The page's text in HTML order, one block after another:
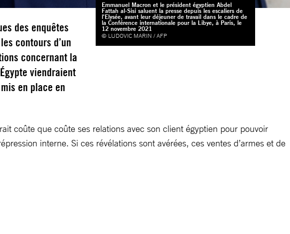
Emmanuel Macron et le président égyptien Abdel
Fattah al-Sisi saluent la presse depuis les escaliers de
l'Elysée, avant leur déjeuner de travail dans le cadre de
la Conférence internationale pour la Libye, à Paris, le
12 novembre 2021
© LUDOVIC MARIN / AFP
des enquêtes
contours d’un
concernant la
viendraient
en place en
coûte que coûte ses relations avec son client égyptien pour pouvoir
interne. Si ces révélations sont avérées, ces ventes d’armes et de